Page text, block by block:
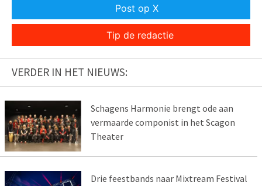
Post op X
Tip de redactie
VERDER IN HET NIEUWS:
Schagens Harmonie brengt ode aan
vermaarde componist in het Scagon
Theater
Drie feestbands naar Mixtream Festival